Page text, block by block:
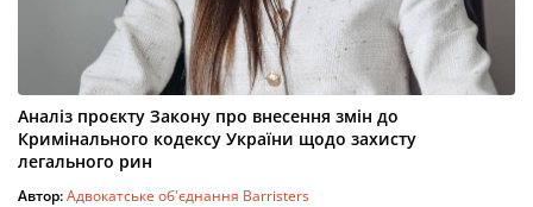
Аналіз проєкту Закону про внесення змін до
Кримінального кодексу України щодо захисту
легального рин
Автор:Адвокатське об'єднання Barristers